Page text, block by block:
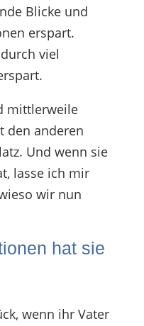
Blicke und
erspart.
viel
mittlerweile
den anderen
Und wenn sie
lasse ich mir
wir nun
hat sie
wenn ihr Vater